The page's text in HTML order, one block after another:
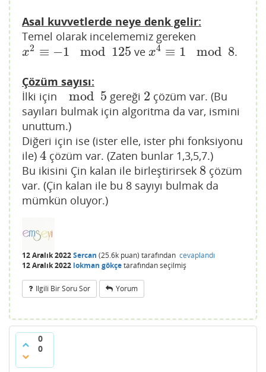
Asal kuvvetlerde neye denk gelir:
Temel olarak incelememiz gereken
x2 ≡ −1 mod 125
x2≡ −1 mod 125 ve x4 ≡ 1 mod 8
x4≡1mod 8 .
Çözüm sayısı:
İlki için
mod 5
mod5 gereği 2
2 çözüm var. (Bu
sayıları bulmak için algoritma da var, ismini
unuttum.)
Diğeri için ise (ister elle, ister phi fonksiyonu
ile) 4
4 çözüm var. (Zaten bunlar 1,3,5,7.)
Bu ikisini Çin kalan ile birleştirirsek 8
8 çözüm
var. (Çin kalan ile bu 8 sayıyı bulmak da
mümkün oluyor.)
12 Aralık 2022Sercan (25.6k puan) tarafından cevaplandı
12 Aralık 2022 lokman gökçetarafındanseçilmiş
Ilgili Bir Soru Sor Yorum
0
0